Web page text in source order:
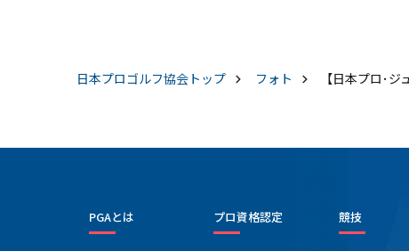
日本プロゴルフ協会 トップ フォト 【日本プロ･
PGAとは プロ資格認定 競技